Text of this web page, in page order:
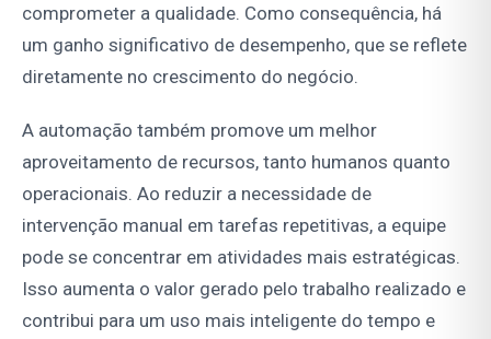
comprometer a qualidade. Como consequência, há
um ganho significativo de desempenho, que se reflete
diretamente no crescimento do negócio.
A automação também promove um melhor
aproveitamento de recursos, tanto humanos quanto
operacionais. Ao reduzir a necessidade de
intervenção manual em tarefas repetitivas, a equipe
pode se concentrar em atividades mais estratégicas.
Isso aumenta o valor gerado pelo trabalho realizado e
contribui para um uso mais inteligente do tempo e